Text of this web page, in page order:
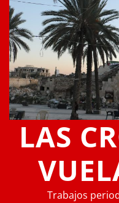
LAS
Trabajos